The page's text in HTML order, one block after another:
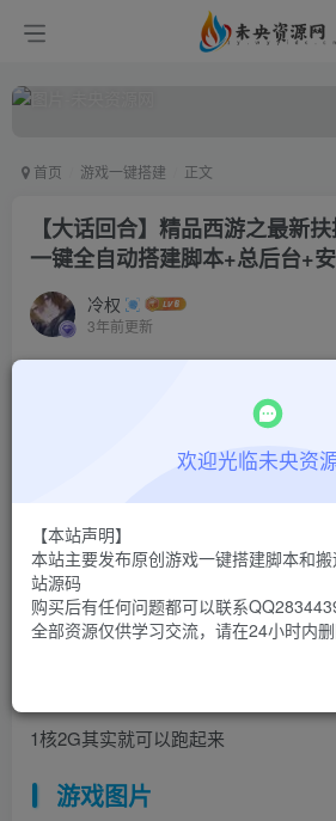
首页 游戏一键搭建 正文
【大话回合】精品西游之最新
一键全自动搭建脚本+总后台+
冷权
3年前更新
此内容为付费阅读，请付费后查看
18.8
超级会员￥15
1核2G其实就可以跑起来
游戏图片
欢迎光临未央资
【本站声明】
本站主要发布原创游戏一键搭建脚本和
站源码
购买后有任何问题都可以联系
全部资源仅供学习交流，请在24小时内